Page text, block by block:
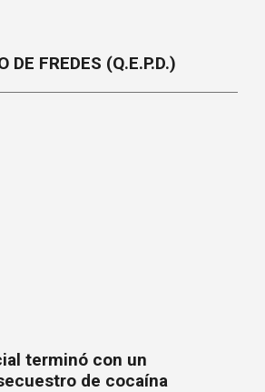
DE FREDES (Q.E.P.D.)
terminó con un
de cocaína